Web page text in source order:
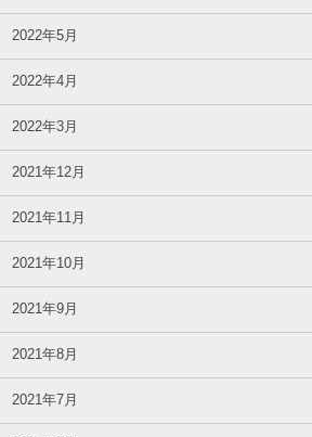
2022年5月
2022年4月
2022年3月
2021年12月
2021年11月
2021年10月
2021年9月
2021年8月
2021年7月